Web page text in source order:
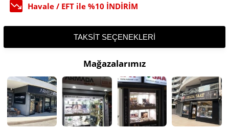
Havale / EFT ile %10 İNDİRİM
TAKSIT SEÇENEKLERI
Mağazalarımız